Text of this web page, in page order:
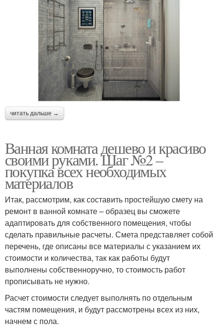
читать дальше →
Ванная комната дешево и красиво
своими руками. Шаг №2 –
покупка всех необходимых
материалов
Итак, рассмотрим, как составить простейшую смету на
ремонт в ванной комнате – образец вы сможете
адаптировать для собственного помещения, чтобы
сделать правильные расчеты. Смета представляет собой
перечень, где описаны все материалы с указанием их
стоимости и количества, так как работы будут
выполнены собственноручно, то стоимость работ
прописывать не нужно.
Расчет стоимости следует выполнять по отдельным
частям помещения, и будут рассмотрены всех из них,
начнем с пола.